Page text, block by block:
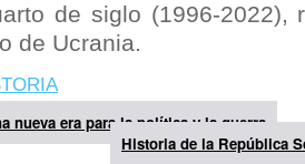
de siglo (1996-2022),
de Ucrania.
nueva era para la política y la guerra
Historia de la República